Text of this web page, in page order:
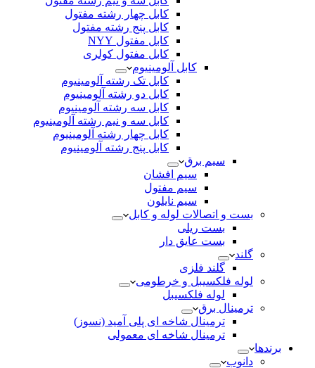
کابل چهار رشته مفتول
کابل پنج رشته مفتول
کابل مفتول NYY
کابل مفتول کولری
کابل آلومینیوم
کابل تک رشته آلومینیوم
کابل دو رشته آلومینیوم
کابل سه رشته آلومینیوم
کابل سه و نیم رشته آلومینیوم
کابل چهار رشته آلومینیوم
کابل پنج رشته آلومینیوم
سیم برق
سیم افشان
سیم مفتول
سیم نایلون
بست و اتصالات لوله و کابل
بست ریلی
بست عایق دار
گلند
گلند فلزی
لوله فلکسیبل و خرطومی
لوله فلکسیبل
ترمینال برق
ترمینال شاخه ای پلی آمید (نسوز)
ترمینال شاخه ای معمولی
برندها
دانوب